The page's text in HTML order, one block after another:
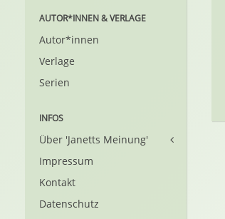
AUTOR*INNEN & VERLAGE
Autor*innen
Verlage
Serien
INFOS
Über 'Janetts Meinung'
Impressum
Kontakt
Datenschutz